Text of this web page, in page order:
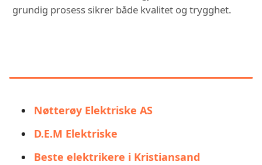
grundig prosess sikrer både kvalitet og trygghet.
Nøtterøy Elektriske AS
D.E.M Elektriske
Beste elektrikere i Kristiansand